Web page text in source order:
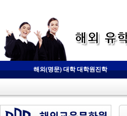
해외(명문) 대학 대학원진학